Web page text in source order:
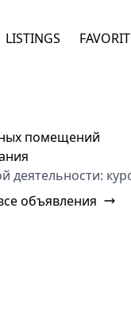
LISTINGS
помещений
деятельности:
объявления